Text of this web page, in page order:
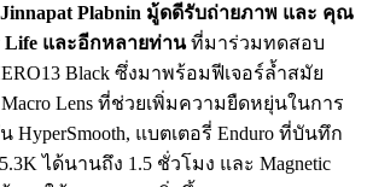
Plabnin มู้ดดีรับถ่ายภาพ และ คุณ
Life และอีกหลายท่านที่มาร่วมทดสอบ
Black ซึ่งมาพร้อมฟีเจอร์ล้ำสมัย
Macro Lens ที่ช่วยเพิ่มความยืดหยุ่นในการ
แบตเตอรี่ Enduro ที่บันทึก
ได้นานถึง 1.5 ชั่วโมง และ Magnetic